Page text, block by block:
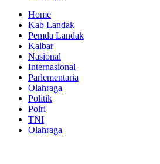
Home
Kab Landak
Pemda Landak
Kalbar
Nasional
Internasional
Parlementaria
Olahraga
Politik
Polri
TNI
Olahraga